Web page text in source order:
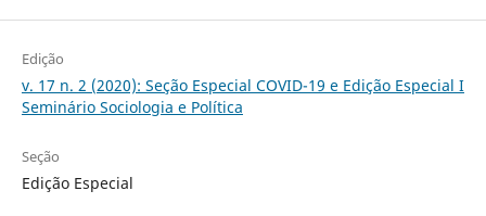
Edição
v. 17 n. 2 (2020): Seção Especial COVID-19 e Edição Especial I
Seminário Sociologia e Política
Seção
Edição Especial